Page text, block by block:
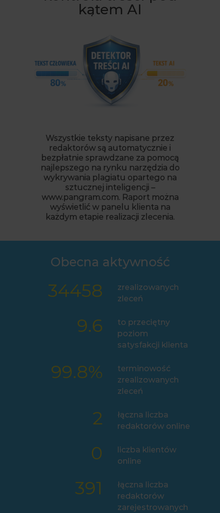
kątem AI
Wszystkie teksty napisane przez
redaktorów są automatycznie i
bezpłatnie sprawdzane za pomocą
najlepszego na rynku narzędzia do
wykrywania plagiatu opartego na
sztucznej inteligencji –
www.pangram.com. Raport można
wyświetlić w panelu klienta na
każdym etapie realizacji zlecenia.
Obecna aktywność
34458
zrealizowanych
zleceń
9.6
to przeciętny
poziom
satysfakcji klienta
99.8%
terminowość
zrealizowanych
zleceń
2
łączna liczba
redaktorów online
0
liczba klientów
online
391
łączna liczba
redaktorów
zarejestrowanych